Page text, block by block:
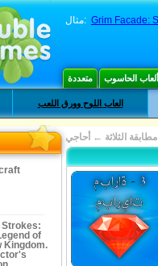
مثال: Grim Facade:
متعددة ألعاب الحاسوب
العاب اللوح وورق اللعب
Strokes:
of
Kingdom.
مطابقة الثلاثة ← أحاجي